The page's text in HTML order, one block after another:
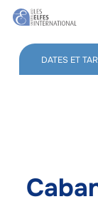
Skip
contentDATES ET